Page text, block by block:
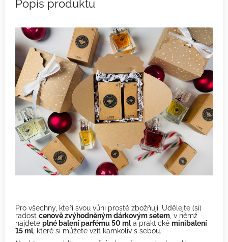
Pro všechny, kteří svou vůni prostě zbožňují. Udělejte (si)
radost cenově zvýhodněným dárkovým setem , v němž
najdete plné balení parfému 50 mla praktické minibalení
15 ml, které si můžete vzít kamkoliv s sebou.